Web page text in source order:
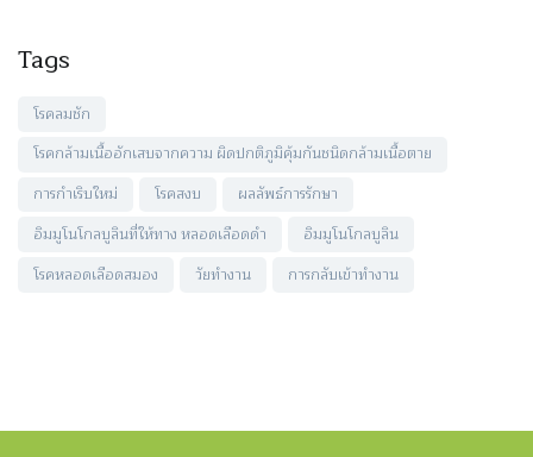
Tags
โรคลมชัก
โรคกล้ามเนื้ออักเสบจากความ ผิดปกติภูมิคุ้มกันชนิดกล้ามเนื้อตาย
การกำเริบใหม่
โรคสงบ
ผลลัพธ์การรักษา
อิมมูโนโกลบูลินที่ให้ทาง หลอดเลือดดำ
อิมมูโนโกลบูลิน
โรคหลอดเลือดสมอง
วัยทำงาน การกลับเข้าทำงาน